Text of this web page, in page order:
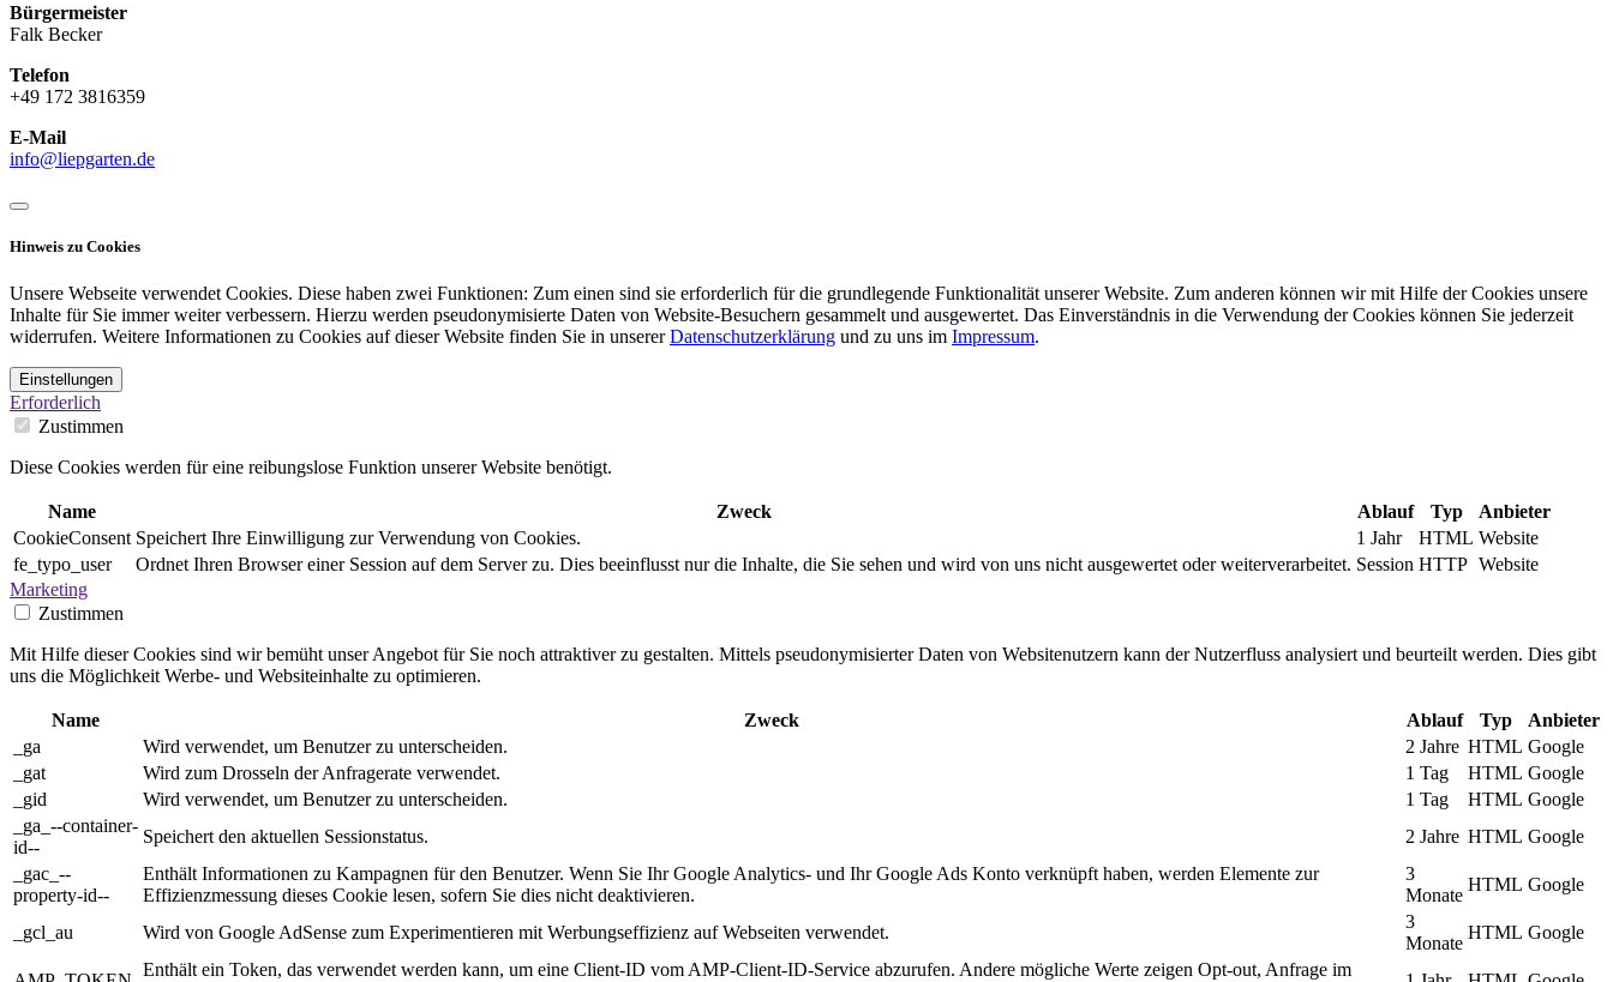
Bürgermeister
Falk Becker
Telefon
+49 172 3816359
E-Mail
info@liepgarten.de
Hinweis zu Cookies
Unsere Webseite verwendet Cookies. Diese haben zwei Funktionen: Zum einen sind sie erforderlich für die grundlegende Funktionalität unserer Website. Zum anderen können wir mit Hilfe der Cookies unsere
Inhalte für Sie immer weiter verbessern. Hierzu werden pseudonymisierte Daten von Website-Besuchern gesammelt und ausgewertet. Das Einverständnis in die Verwendung der Cookies können Sie jederzeit
widerrufen. Weitere Informationen zu Cookies auf dieser Website finden Sie in unsererDatenschutzerklärung und zu uns im Impressum.
Einstellungen
Erforderlich
Zustimmen
Diese Cookies werden für eine reibungslose Funktion unserer Website benötigt.
Name Zweck Ablauf Typ
Anbieter
CookieConsent Speichert Ihre Einwilligung zur Verwendung von Cookies. 1 Jahr HTML Website
fe_typo_user
Ordnet Ihren Browser einer Session auf dem Server zu. Dies beeinflusst nur die Inhalte, die Sie sehen und wird von uns nicht ausgewertet oder weiterverarbeitet. Session HTTP Website
Marketing
Zustimmen
Mit Hilfe dieser Cookies sind wir bemüht unser Angebot für Sie noch attraktiver zu gestalten. Mittels pseudonymisierter Daten von Websitenutzern kann der Nutzerfluss analysiert und beurteilt werden. Dies gibt
uns die Möglichkeit Werbe- und Websiteinhalte zu optimieren.
Name Zweck Ablauf Typ
Anbieter
_ga
Wird verwendet, um Benutzer zu unterscheiden. 2 Jahre HTML Google
_gat
Wird zum Drosseln der Anfragerate verwendet. 1 Tag HTML Google
_gid
Wird verwendet, um Benutzer zu unterscheiden. 1 Tag HTML Google
_ga_--container-
id--
Speichert den aktuellen Sessionstatus. 2 Jahre HTML Google
_gac_--
property-id--
Enthält Informationen zu Kampagnen für den Benutzer. Wenn Sie Ihr Google Analytics- und Ihr Google Ads Konto verknüpft haben, werden Elemente zur
Effizienzmessung dieses Cookie lesen, sofern Sie dies nicht deaktivieren.
3
Monate
HTML Google
_gcl_au Wird von Google AdSense zum Experimentieren mit Werbungseffizienz auf Webseiten verwendet.
3
Monate
HTML Google
Enthält ein Token, das verwendet werden kann, um eine Client-ID vom AMP-Client-ID-Service abzurufen. Andere mögliche Werte zeigen Opt-out, Anfrage im